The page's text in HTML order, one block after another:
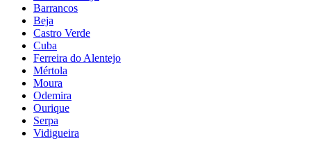
Barrancos
Beja
Castro Verde
Cuba
Ferreira do Alentejo
Mértola
Moura
Odemira
Ourique
Serpa
Vidigueira